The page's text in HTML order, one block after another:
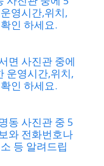
영시간,위치,
인 하세요.
면 사진관 중에
운영시간,위치,
인 하세요.
동 사진관 중 5
와 전화번호나
등 알려드립